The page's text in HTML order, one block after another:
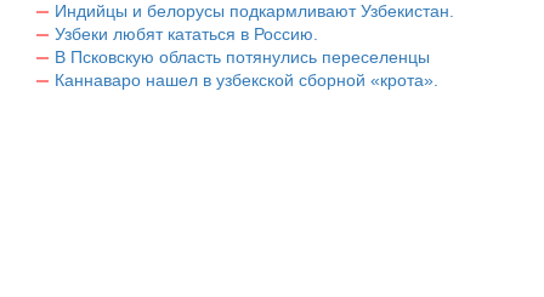
Индийцы и белорусы подкармливают Узбекистан.
Узбеки любят кататься в Россию.
В Псковскую область потянулись переселенцы
Каннаваро нашел в узбекской сборной «крота».